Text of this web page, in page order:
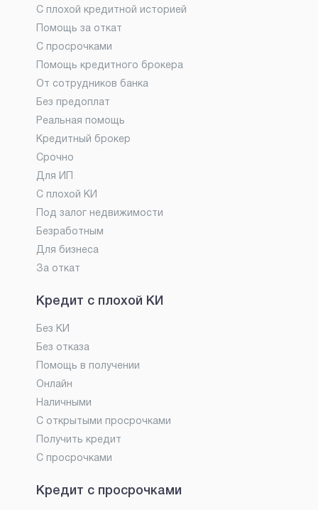
С плохой кредитной историей
Помощь за откат
С просрочками
Помощь кредитного брокера
От сотрудников банка
Без предоплат
Реальная помощь
Кредитный брокер
Срочно
Для ИП
С плохой КИ
Под залог недвижимости
Безработным
Для бизнеса
За откат
Кредит с плохой КИ
Без КИ
Без отказа
Помощь в получении
Онлайн
Наличными
С открытыми просрочками
Получить кредит
С просрочками
Кредит с просрочками